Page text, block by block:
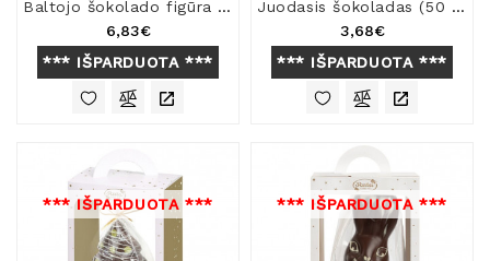
Baltojo šokolado figūra „Zuikutis“
6,83€
*** IŠPARDUOTA ***
Juodasis šokoladas (50 %) su spanguolėmis „Šventinė eglutė“
3,68€
*** IŠPARDUOTA ***
*** IŠPARDUOTA *** *** IŠPARDUOTA ***